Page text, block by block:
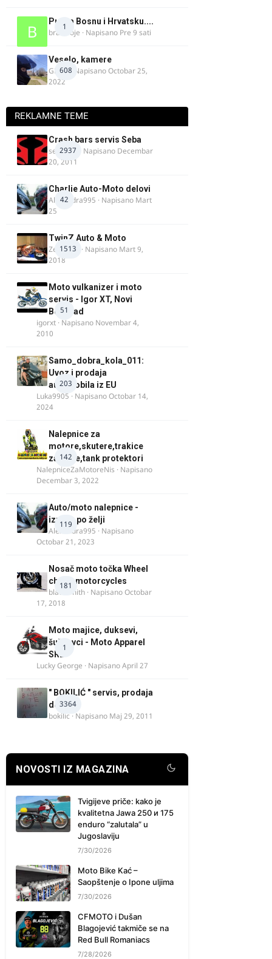
1
Put za Bosnu i Hrvatsku....
bradivoje · Napisano Pre 9 sati
608
Veselo, kamere
GR 46· NapisanoOctobar 25,
2022
REKLAMNE TEME
2937
Crash bars servis Seba
seba011 · Napisano Decembar
20, 2011
42
Charlie Auto-Moto delovi
Alexandra995 · Napisano Mart
25
1513
TwinZ Auto & Moto
Zeljkamp · Napisano Mart 9,
2018
51
Moto vulkanizer i moto
servis - Igor XT, Novi
Beograd
igorxt · Napisano Novembar 4,
2010
203
Samo_dobra_kola_011:
Uvoz i prodaja
automobila iz EU
Luka9905 · NapisanoOctobar 14,
2024
142
Nalepnice za
motore,skutere,trakice
za felne,tank protektori
NalepniceZaMotoreNis · Napisano
Decembar 3, 2022
119
Auto/moto nalepnice -
izrada po želji
Alexandra995 · Napisano
Octobar 21, 2023
181
Nosač moto točka Wheel
chock motorcycles
blacksmith · NapisanoOctobar
17, 2018
1
Moto majice, duksevi,
šuškavci - Moto Apparel
SRB
Lucky George · NapisanoApril 27
3364
" BOKILIĆ " servis, prodaja
delova
bokilic · Napisano Maj 29, 2011
NOVOSTI IZ MAGAZINA
Tvigijeve priče: kako je
kvalitetna Jawa 250 и 175
enduro “zalutala” u
Jugoslaviju
7/30/2026
Moto Bike Kać –
Saopštenje o Ipone uljima
7/30/2026
CFMOTO i Dušan
Blagojević takmiče se na
Red Bull Romaniacs
7/28/2026